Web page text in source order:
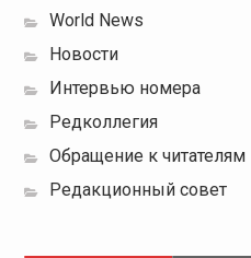
World News
Новости
Интервью номера
Редколлегия
Обращение к читателям
Редакционный совет